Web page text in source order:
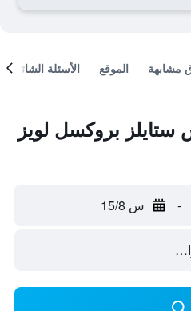
مشابهة الموقع الأسئلة الشائعة
بروكسل لويز
- س 15/8